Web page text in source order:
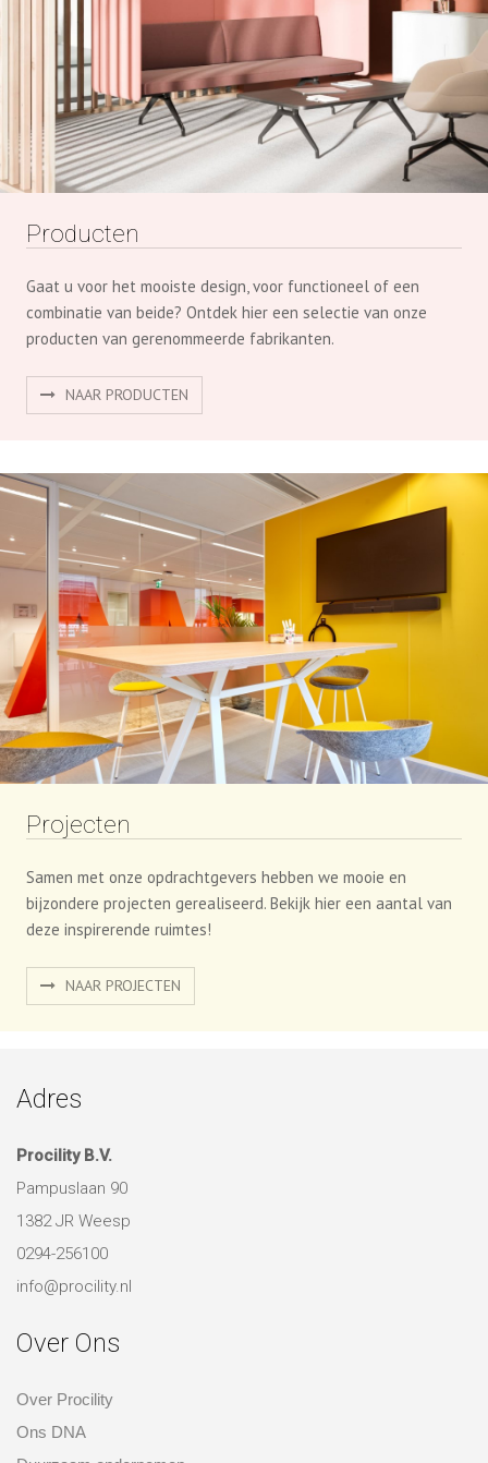
BEKIJK DE GEHELE COLLECTIE
Producten
Gaat u voor het mooiste design, voor functioneel of een
combinatie van beide? Ontdek hier een selectie van onze
producten van gerenommeerde fabrikanten.
NAAR PRODUCTEN
Projecten
bijzondere projecten gerealiseerd. Bekijk hier een aantal van
deze inspirerende ruimtes!
NAAR PROJECTEN
Adres
Procility B.V.
1382 JR Weesp
0294-256100